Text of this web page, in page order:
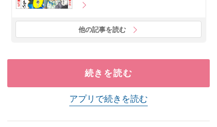
他の記事を読む
続きを読む
アプリで続きを読む